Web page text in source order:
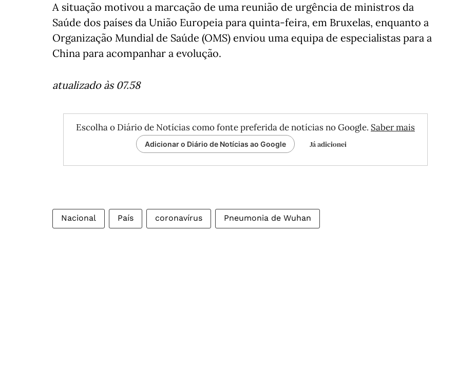
A situação motivou a marcação de uma reunião de urgência de ministros da
Saúde dos países da União Europeia para quinta-feira, em Bruxelas, enquanto a
Organização Mundial de Saúde (OMS) enviou uma equipa de especialistas para a
China para acompanhar a evolução.
atualizado às 07.58
Escolha o Diário de Notícias como fonte preferida de notícias no Google. Saber mais
Adicionar o Diário de Notícias ao Google Já adicionei
Nacional País coronavírus Pneumonia de Wuhan